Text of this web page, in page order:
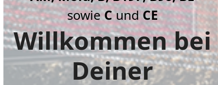
sowieCundCE
Willkommen bei
Deiner